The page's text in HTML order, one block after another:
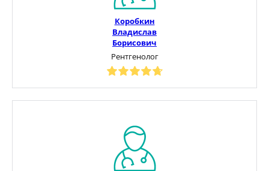
Коробкин
Владислав
Борисович
Рентгенолог